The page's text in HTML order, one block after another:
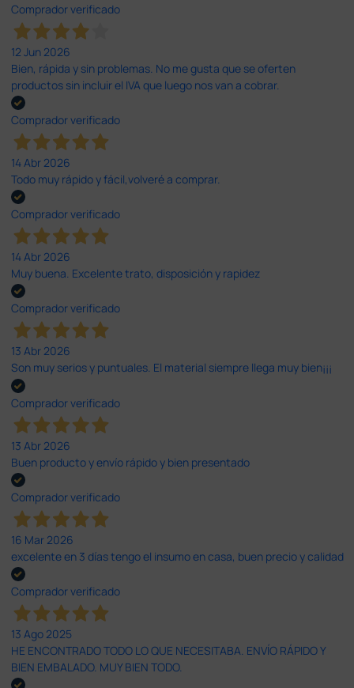
Comprador verificado
12 Jun 2026
Bien, rápida y sin problemas. No me gusta que se oferten
productos sin incluir el IVA que luego nos van a cobrar.
Comprador verificado
14 Abr 2026
Todo muy rápido y fácil,volveré a comprar.
Comprador verificado
14 Abr 2026
Muy buena. Excelente trato, disposición y rapidez
Comprador verificado
13 Abr 2026
Son muy serios y puntuales. El material siempre llega muy bien¡¡¡
Comprador verificado
13 Abr 2026
Buen producto y envío rápido y bien presentado
Comprador verificado
16 Mar 2026
excelente en 3 días tengo el insumo en casa, buen precio y calidad
Comprador verificado
13 Ago 2025
HE ENCONTRADO TODO LO QUE NECESITABA. ENVÍO RÁPIDO Y
BIEN EMBALADO. MUY BIEN TODO.